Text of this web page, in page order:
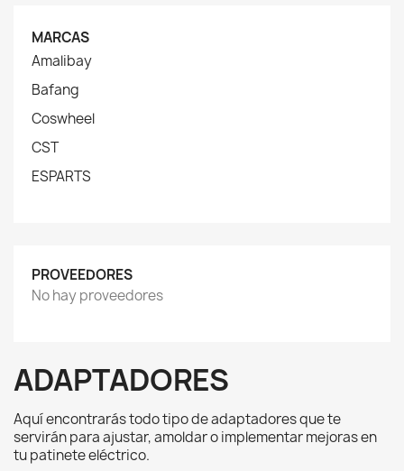
MARCAS
Amalibay
Bafang
Coswheel
CST
ESPARTS
PROVEEDORES
No hay proveedores
ADAPTADORES
Aquí encontrarás todo tipo de adaptadores que te
servirán para ajustar, amoldar o implementar mejoras en
tu patinete eléctrico.